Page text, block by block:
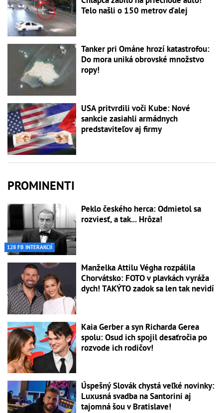
Telo našli o 150 metrov ďalej
Tanker pri Ománe hrozí katastrofou:
Do mora uniká obrovské množstvo
ropy!
USA pritvrdili voči Kube: Nové
sankcie zasiahli armádnych
predstaviteľov aj firmy
PROMINENTI
128 FB INTERAKCIÍ
Peklo českého herca: Odmietol sa
rozviesť, a tak... Hrôza!
Manželka Attilu Végha rozpálila
Chorvátsko: FOTO v plavkách vyráža
dych! TAKÝTO zadok sa len tak nevidí
Kaia Gerber a syn Richarda Gerea
spolu: Osud ich spojil desaťročia po
rozvode ich rodičov!
Úspešný Slovák chystá veľké novinky:
Luxusná svadba na Santorini aj
tajomná šou v Bratislave!